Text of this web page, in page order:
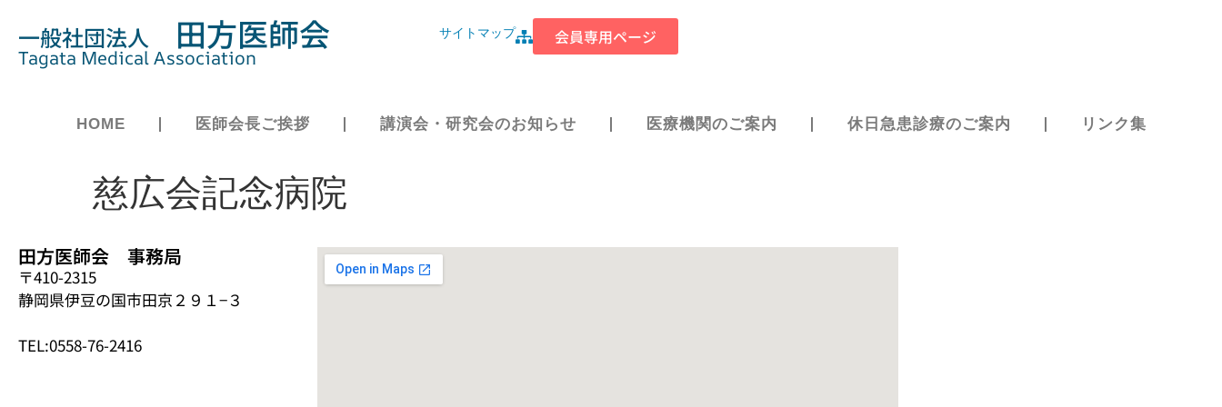
一般社団法人 田方医師会
Tagata Medical Association
サイトマップ 会員専用ページ
HOME 医師会長ご挨拶 講演会・研究会のお知らせ 医療機関のご案内 休日急患診療のご案内 リンク集
慈広会記念病院
田方医師会 事務局
〒410-2315
静岡県伊豆の国市田京２９１−３
TEL:0558-76-2416